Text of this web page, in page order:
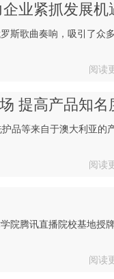
业紧抓发展机
斯歌曲奏响，吸引了众
阅读
提高产品知名
品等来自于澳大利亚的
阅读
院腾讯直播院校基地授
阅读